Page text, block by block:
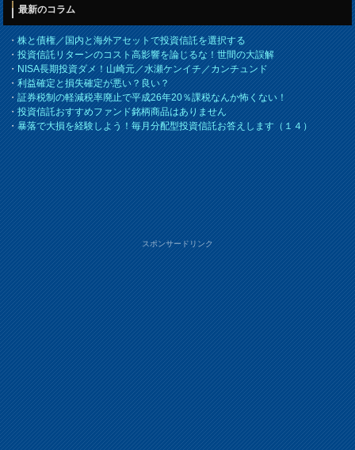
最新のコラム
・株と債権／国内と海外アセットで投資信託を選択する
・投資信託リターンのコスト高影響を論じるな！世間の大誤解
・NISA長期投資ダメ！山崎元／水瀬ケンイチ／カンチュンド
・利益確定と損失確定が悪い？良い？
・証券税制の軽減税率廃止で平成26年20％課税なんか怖くない！
・投資信託おすすめファンド銘柄商品はありません
・暴落で大損を経験しよう！毎月分配型投資信託お答えします（１４）
スポンサードリンク